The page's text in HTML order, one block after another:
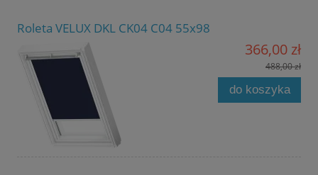
Roleta VELUX DKL CK04 C04 55x98
366,00 zł
488,00 zł
do koszyka